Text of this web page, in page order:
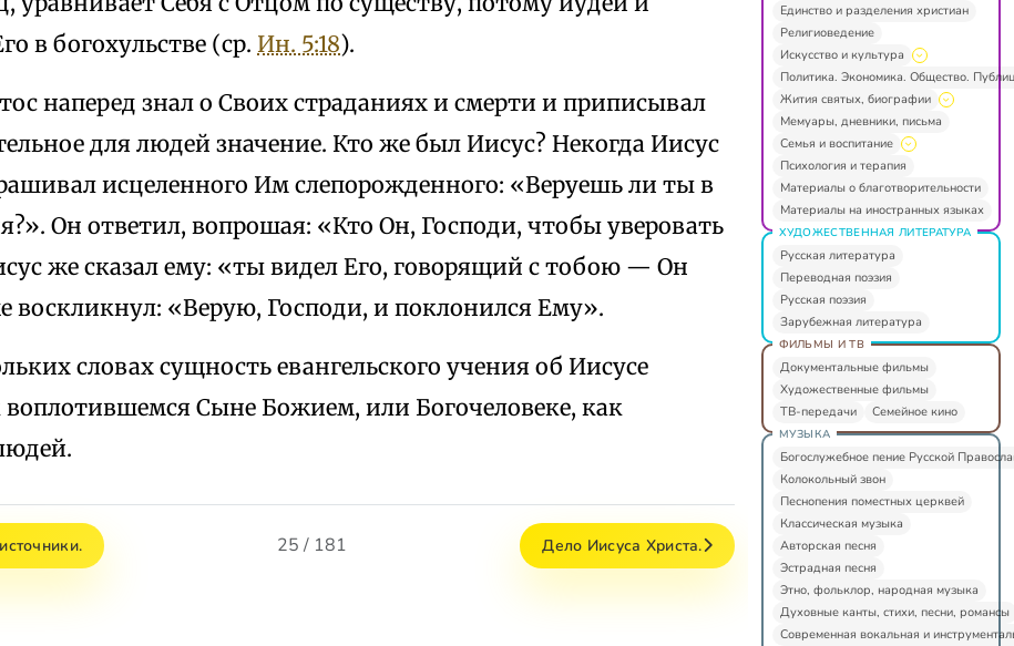
в богохульстве (ср. Ин. 5:18).
наперед знал о Своих страданиях и смерти и приписывал
для людей значение. Кто же был Иисус? Некогда Иисус
исцеленного Им слепорожденного: «Веруешь ли ты в
Он ответил, вопрошая: «Кто Он, Господи, чтобы уверовать
же сказал ему: «ты видел Его, говорящий с тобою — Он
воскликнул: «Верую, Господи, и поклонился Ему».
словах сущность евангельского учения об Иисусе
воплотившемся Сыне Божием, или Богочеловеке, как
25 / 181 Дело Иисуса Христа.
Единство и разделения христиан
Религиоведение
Искусство и культура
Политика. Экономика. Общество.
Жития святых, биографии
Мемуары, дневники, письма
Семья и воспитание
Психология и терапия
Материалы о благотворительности
Материалы на иностранных языках
ХУДОЖЕСТВЕННАЯ ЛИТЕРАТУРА
Русская литература
Переводная поэзия
Русская поэзия
Зарубежная литература
ФИЛЬМЫ И ТВ
Документальные фильмы
Художественные фильмы
ТВ-передачи
Семейное кино
МУЗЫКА
Богослужебное пение Русской
Колокольный звон
Песнопения поместных церквей
Классическая музыка
Авторская песня
Эстрадная песня
Этно, фольклор, народная музыка
Духовные канты, стихи, песни, романсы
Современная вокальная и